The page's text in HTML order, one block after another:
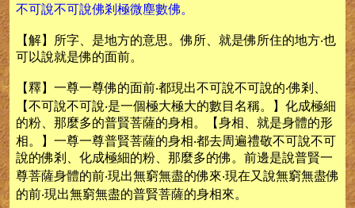
不可說不可說佛剎極微塵數佛。
【解】所字、是地方的意思。佛所、就是佛所住的地方‧也
可以說就是佛的面前。
【釋】一尊一尊佛的面前‧都現出不可說不可說的‧佛剎、
【不可說不可說‧是一個極大極大的數目名稱。】化成極細
的粉、那麼多的普賢菩薩的身相。【身相、就是身體的形
相。】一尊一尊普賢菩薩的身相‧都去周遍禮敬不可說不可
說的佛剎、化成極細的粉、那麼多的佛。前邊是說普賢一
尊菩薩身體的前‧現出無窮無盡的佛來‧現在又說無窮無盡佛
的前‧現出無窮無盡的普賢菩薩的身相來。